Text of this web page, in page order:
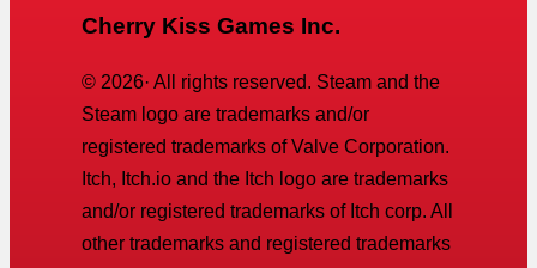
Cherry Kiss Games Inc.
© 2026· All rights reserved. Steam and the
Steam logo are trademarks and/or
registered trademarks of Valve Corporation.
Itch, Itch.io and the Itch logo are trademarks
and/or registered trademarks of Itch corp. All
other trademarks and registered trademarks